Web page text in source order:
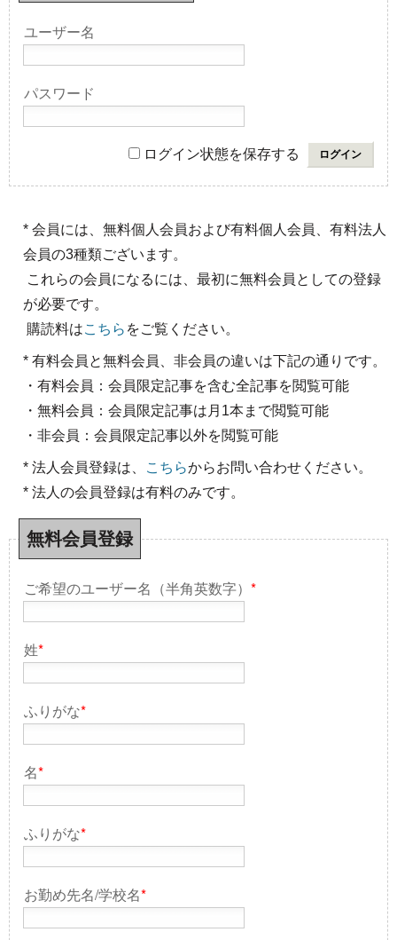
ユーザー名
パスワード
ログイン状態を保存する
* 会員には、無料個人会員および有料個人会員、有料法人
会員の3種類ございます。
これらの会員になるには、最初に無料会員としての登録
が必要です。
購読料はこちら をご覧ください。
* 有料会員と無料会員、非会員の違いは下記の通りです。
・有料会員：会員限定記事を含む全記事を閲覧可能
・無料会員：会員限定記事は月1本まで閲覧可能
・非会員：会員限定記事以外を閲覧可能
* 法人会員登録は、 こちらからお問い合わせください。
* 法人の会員登録は有料のみです。
無料会員登録
ご希望のユーザー名（半角英数字） *
姓*
ふりがな*
名*
ふりがな*
お勤め先名/学校名*